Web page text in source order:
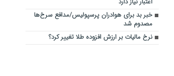
خبر بد برای هوادران پرسپولیس/مدافع سرخ‌ها
مصدوم شد
نرخ مالیات بر ارزش افزوده طلا تغییر کرد؟